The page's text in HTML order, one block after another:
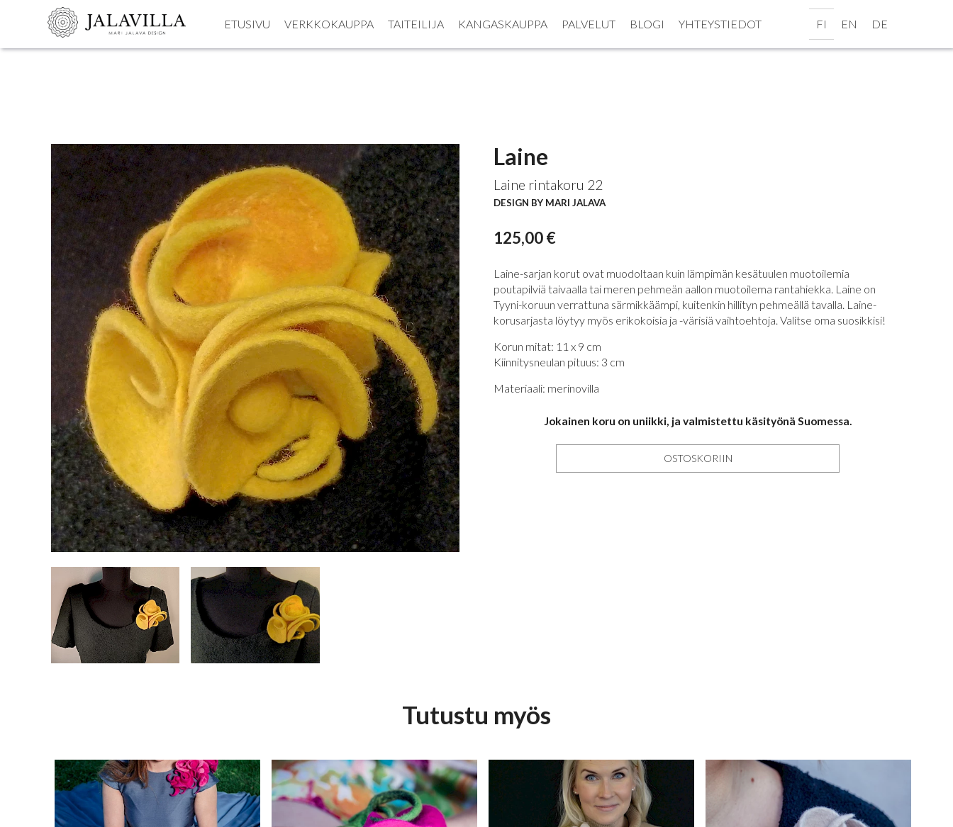
ETUSIVU VERKKOKAUPPA TAITEILIJA KANGASKAUPPA PALVELUT BLOGI YHTEYSTIEDOT FI EN DE
Laine
Laine rintakoru 22
DESIGN BY MARI JALAVA
125,00 €
Laine-sarjan korut ovat muodoltaan kuin lämpimän kesätuulen muotoilemia
poutapilviä taivaalla tai meren pehmeän aallon muotoilema rantahiekka. Laine on
Tyyni-koruun verrattuna särmikkäämpi, kuitenkin hillityn pehmeällä tavalla. Laine-
korusarjasta löytyy myös erikokoisia ja -värisiä vaihtoehtoja. Valitse oma suosikkisi!
Korun mitat: 11 x 9 cm
Kiinnitysneulan pituus: 3 cm
Materiaali: merinovilla
Jokainen koru on uniikki, ja valmistettu käsityönä Suomessa.
OSTOSKORIIN
Tutustu myös